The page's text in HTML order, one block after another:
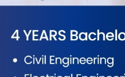
उपचार कक्षमा
सारिएकामा
सर र स्वास्थ्यकर्मीको